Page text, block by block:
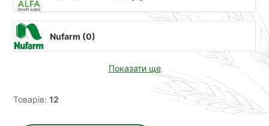
Nufarm (0)
Показати ще
Товарів: 12